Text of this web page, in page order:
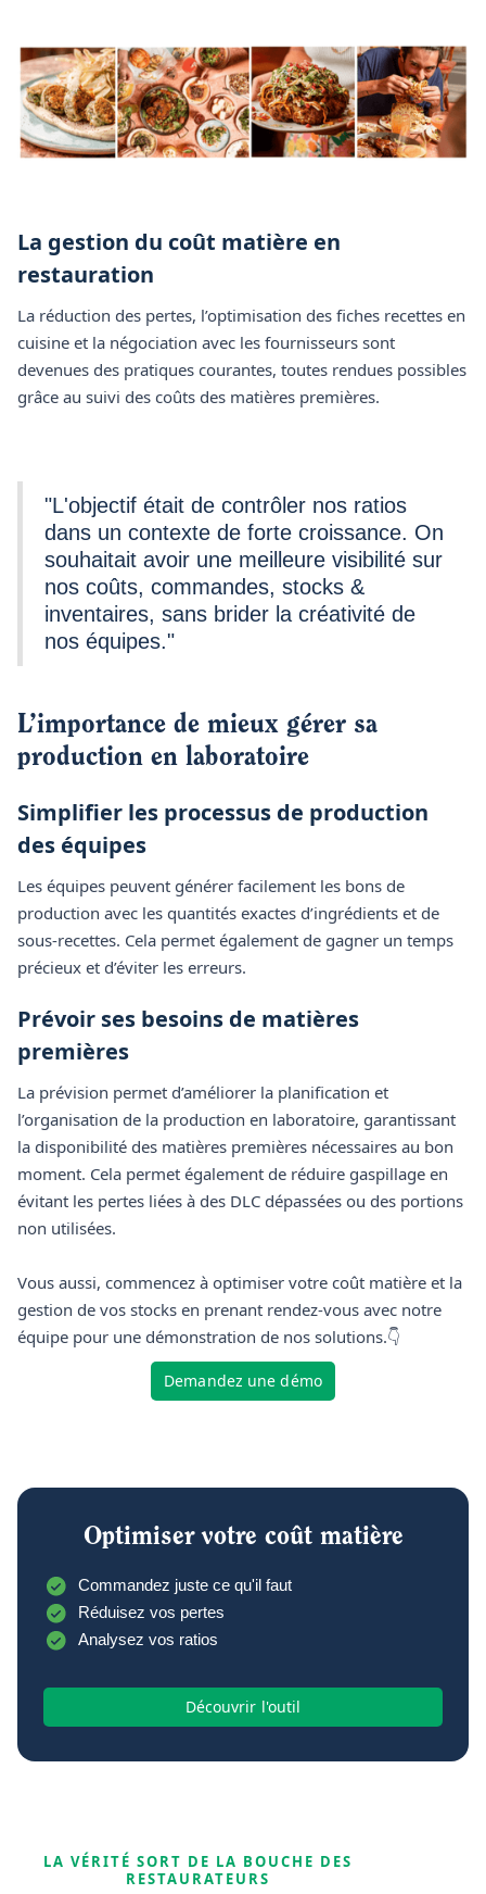
La gestion du coût matière en
restauration
La réduction des pertes, l’optimisation des fiches recettes en
cuisine et la négociation avec les fournisseurs sont
devenues des pratiques courantes, toutes rendues possibles
grâce au suivi des coûts des matières premières.
"L'objectif était de contrôler nos ratios
dans un contexte de forte croissance. On
souhaitait avoir une meilleure visibilité sur
nos coûts, commandes, stocks &
inventaires, sans brider la créativité de
nos équipes."
L’importance de mieux gérer sa
production en laboratoire
Simplifier les processus de production
des équipes
Les équipes peuvent générer facilement les bons de
production avec les quantités exactes d’ingrédients et de
sous-recettes. Cela permet également de gagner un temps
précieux et d’éviter les erreurs.
Prévoir ses besoins de matières
premières
La prévision permet d’améliorer la planification et
l’organisation de la production en laboratoire, garantissant
la disponibilité des matières premières nécessaires au bon
moment. Cela permet également de réduire gaspillage en
évitant les pertes liées à des DLC dépassées ou des portions
non utilisées.
Vous aussi, commencez à optimiser votre coût matière et la
gestion de vos stocks en prenant rendez-vous avec notre
équipe pour une démonstration de nos solutions.👇
Demandez une démo
Optimiser votre coût matière
Commandez juste ce qu'il faut
Réduisez vos pertes
Analysez vos ratios
Découvrir l'outil
LA VÉRITÉ SORT DE LA BOUCHE DES
RESTAURATEURS